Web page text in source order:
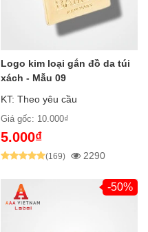
Logo kim loại gắn đồ da túi
xách - Mẫu 09
KT: Theo yêu cầu
Giá gốc: 10.000₫
5.000₫
(169) 2290
-50%